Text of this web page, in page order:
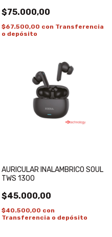
$75.000,00
$67.500,00 con Transferencia
o depósito
AURICULAR INALAMBRICO SOUL
TWS 1300
$45.000,00
$40.500,00 con
Transferencia o depósito